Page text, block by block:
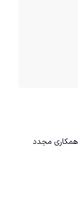
همکاری مجدد